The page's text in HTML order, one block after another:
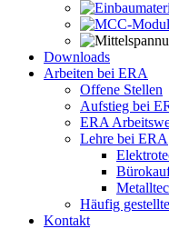
Downloads
Arbeiten bei ERA
Offene Stellen
Aufstieg bei
ERA
Lehre bei ERA
Häufig
Kontakt